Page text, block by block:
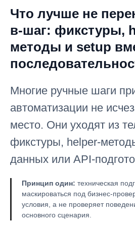
Что лучше не
в-шаг: фикстуры,
методы и setup
Многие ручные шаги
автоматизации не
место. Они уходят из
фикстуры, helper-
данных или API-
Принцип один: техническая
маскироваться под бизнес-
условия, а не проверяет
основного сценария.